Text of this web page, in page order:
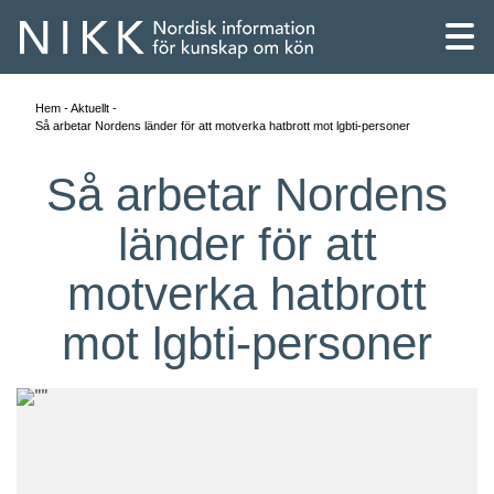
Hem
Aktuellt
Så arbetar Nordens länder för att motverka hatbrott mot lgbti-personer
Så arbetar Nordens
länder för att
motverka hatbrott
mot lgbti-personer